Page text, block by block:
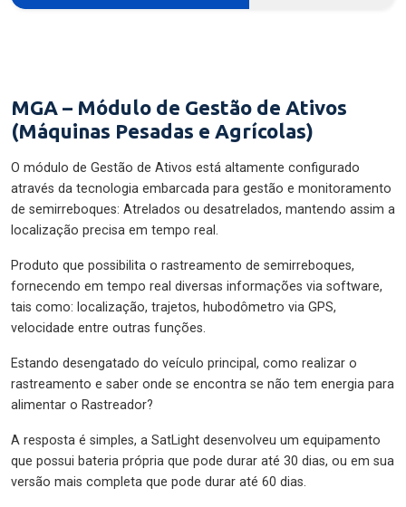
MGA – Módulo de Gestão de Ativos
(Máquinas Pesadas e Agrícolas)
O módulo de Gestão de Ativos está altamente configurado
através da tecnologia embarcada para gestão e monitoramento
de semirreboques: Atrelados ou desatrelados, mantendo assim a
localização precisa em tempo real.
Produto que possibilita o rastreamento de semirreboques,
fornecendo em tempo real diversas informações via software,
tais como: localização, trajetos, hubodômetro via GPS,
velocidade entre outras funções.
Estando desengatado do veículo principal, como realizar o
rastreamento e saber onde se encontra se não tem energia para
alimentar o Rastreador?
A resposta é simples, a SatLight desenvolveu um equipamento
que possui bateria própria que pode durar até 30 dias, ou em sua
versão mais completa que pode durar até 60 dias.